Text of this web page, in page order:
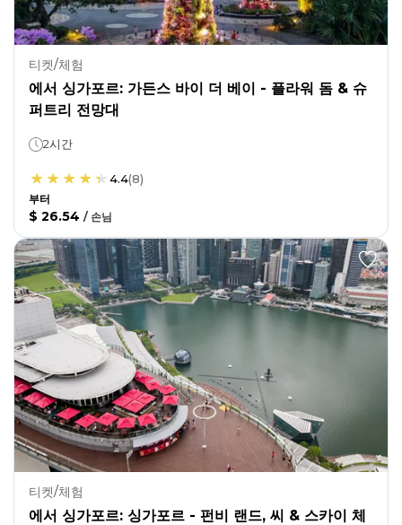
티켓/체험
에서 싱가포르: 가든스 바이 더 베이 - 플라워 돔 & 슈
퍼트리 전망대
2시간
4.4(8)
부터
$ 26.54 / 손님
티켓/체험
에서 싱가포르: 싱가포르 - 펀비 랜드, 씨 & 스카이 체